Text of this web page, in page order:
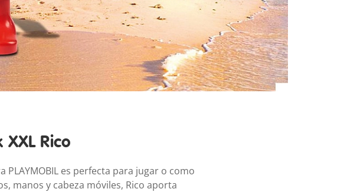
XXL Rico
PLAYMOBIL es perfecta para jugar o como
manos y cabeza móviles, Rico aporta